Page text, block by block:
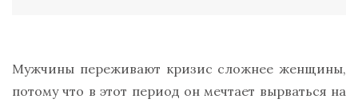
Мужчины переживают кризис сложнее женщины,
потому что в этот период он мечтает вырваться на